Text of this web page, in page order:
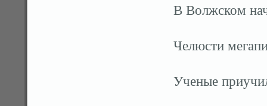
В Волжском
Челюсти
Ученые